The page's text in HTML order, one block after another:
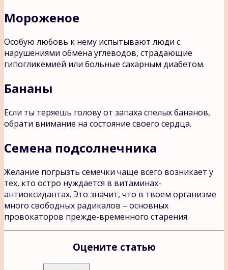
Мороженое
Особую любовь к нему испытывают люди с
нарушениями обмена углеводов, страдающие
гипогликемией или больные сахарным диабетом.
Бананы
Если ты теряешь голову от запаха спелых бананов,
обрати внимание на состояние своего сердца.
Семена подсолнечника
Желание погрызть семечки чаще всего возникает у
тех, кто остро нуждается в витаминах-
антиоксидантах. Это значит, что в твоем организме
много свободных радикалов – основных
провокаторов прежде-временного старения.
Оцените статью